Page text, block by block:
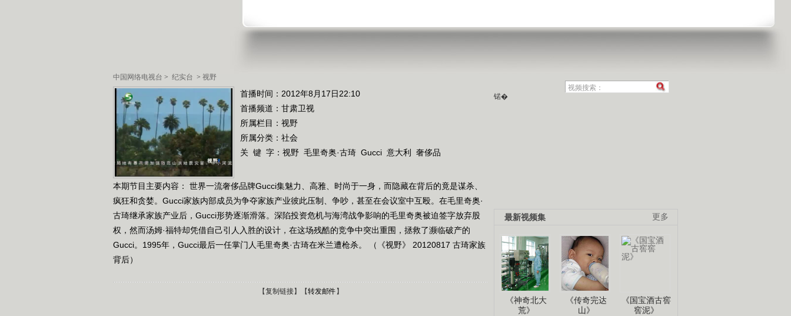
中国网络电视台 > 纪实台 > 视野
首播时间：2012年8月17日22:10
首播频道： 甘肃卫视
所属栏目： 视野
所属分类：社会
关 键 字： 视野 毛里奇奥·古琦 Gucci 意大利 奢侈品
本期节目主要内容： 世界一流奢侈品牌Gucci集魅力、高雅、时尚于一身，而隐藏在背后的竟是谋杀、
疯狂和贪婪。Gucci家族内部成员为争夺家族产业彼此压制、争吵，甚至在会议室中互殴。在毛里奇奥·
古琦继承家族产业后，Gucci形势逐渐滑落。深陷投资危机与海湾战争影响的毛里奇奥被迫签字放弃股
权，然而汤姆·福特却凭借自己引人入胜的设计，在这场残酷的竞争中突出重围，拯救了濒临破产的
Gucci。1995年，Gucci最后一任掌门人毛里奇奥·古琦在米兰遭枪杀。 （《视野》 20120817 古琦家族
背后）
【复制链接】【转发邮件 】
锘�
更多
最新视频集
《神奇北大
荒》
《传奇完达
山》
《国宝酒古窖
窖泥》